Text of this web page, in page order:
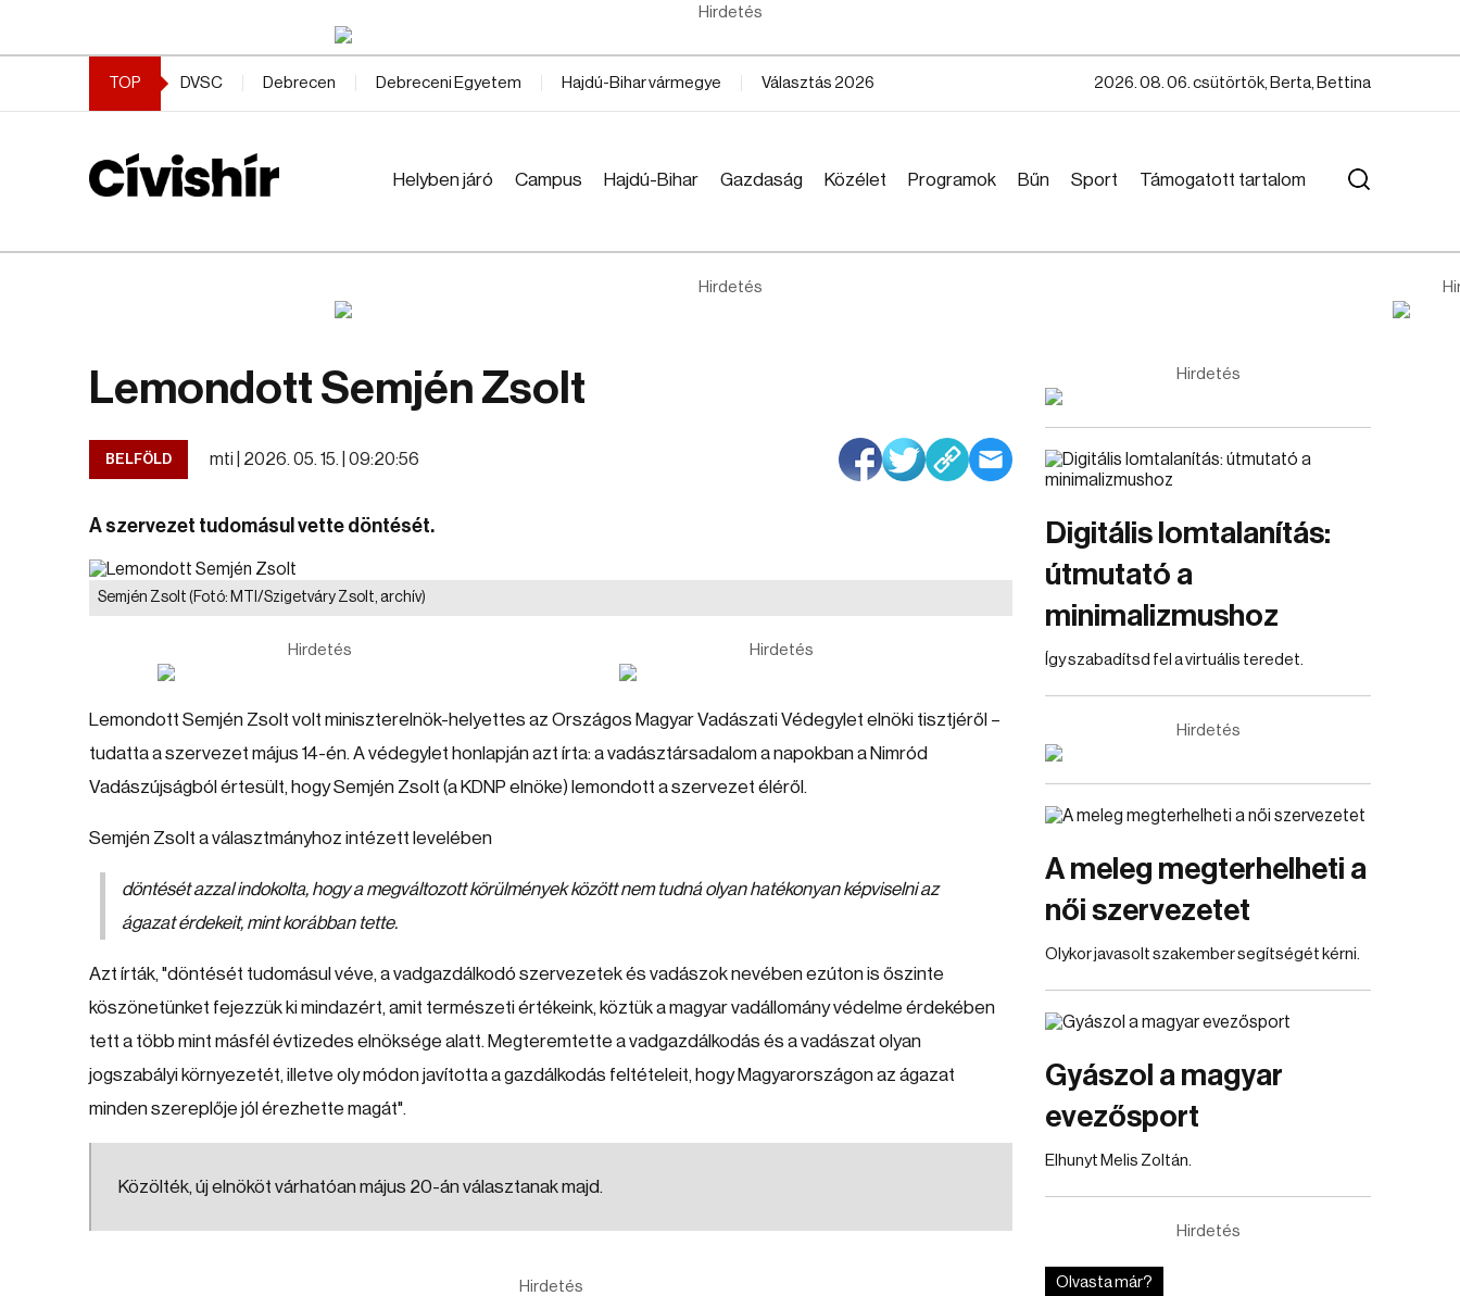
Hirdetés
TOP DVSC Debrecen Debreceni Egyetem Hajdú-Bihar vármegye Választás 2026 2026. 08. 06. csütörtök, Berta, Bettina
Helyben járó Campus Hajdú-Bihar Gazdaság Közélet Programok Bűn Sport Támogatott tartalom
Hirdetés
Lemondott Semjén Zsolt
BELFÖLD mti | 2026. 05. 15. | 09:20:56
A szervezet tudomásul vette döntését.
Semjén Zsolt (Fotó: MTI/Szigetváry Zsolt, archív)
Hirdetés Hirdetés
Lemondott Semjén Zsolt volt miniszterelnök-helyettes az Országos Magyar Vadászati Védegylet elnöki tisztjéről –
tudatta a szervezet május 14-én. A védegylet honlapján azt írta: a vadásztársadalom a napokban a Nimród
Vadászújságból értesült, hogy Semjén Zsolt (a KDNP elnöke) lemondott a szervezet éléről.
Semjén Zsolt a választmányhoz intézett levelében
döntését azzal indokolta, hogy a megváltozott körülmények között nem tudná olyan hatékonyan képviselni az
ágazat érdekeit, mint korábban tette.
Azt írták, "döntését tudomásul véve, a vadgazdálkodó szervezetek és vadászok nevében ezúton is őszinte
köszönetünket fejezzük ki mindazért, amit természeti értékeink, köztük a magyar vadállomány védelme érdekében
tett a több mint másfél évtizedes elnöksége alatt. Megteremtette a vadgazdálkodás és a vadászat olyan
jogszabályi környezetét, illetve oly módon javította a gazdálkodás feltételeit, hogy Magyarországon az ágazat
minden szereplője jól érezhette magát".
Közölték, új elnököt várhatóan május 20-án választanak majd.
Hirdetés
Hirdetés
Digitális lomtalanítás:
útmutató a
minimalizmushoz
Így szabadítsd fel a virtuális teredet.
Hirdetés
A meleg megterhelheti a
női szervezetet
Olykor javasolt szakember segítségét kérni.
Gyászol a magyar
evezősport
Elhunyt Melis Zoltán.
Hirdetés
Olvasta már?